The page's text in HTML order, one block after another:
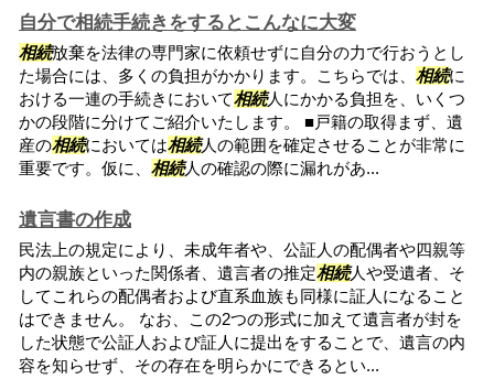
自分で相続手続きをするとこんなに大変
相続放棄を法律の専門家に依頼せずに自分の力で行おうとし
た場合には、多くの負担がかかります。こちらでは、 相続に
おける一連の手続きにおいて相続人にかかる負担を、いくつ
かの段階に分けてご紹介いたします。 ■戸籍の取得まず、遺
産の相続においては相続人の範囲を確定させることが非常に
重要です。仮に、 相続人の確認の際に漏れがあ...
遺言書の作成
民法上の規定により、未成年者や、公証人の配偶者や四親等
内の親族といった関係者、遺言者の推定相続人や受遺者、そ
してこれらの配偶者および直系血族も同様に証人になること
はできません。 なお、この2つの形式に加えて遺言者が封を
した状態で公証人および証人に提出をすることで、遺言の内
容を知らせず、その存在を明らかにできるとい...